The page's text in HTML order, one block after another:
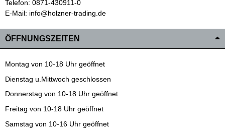
Telefon: 0871-430911-0
E-Mail: info@holzner-trading.de
ÖFFNUNGSZEITEN
Montag von 10-18 Uhr geöffnet
Dienstag u.Mittwoch geschlossen
Donnerstag von 10-18 Uhr geöffnet
Freitag von 10-18 Uhr geöffnet
Samstag von 10-16 Uhr geöffnet